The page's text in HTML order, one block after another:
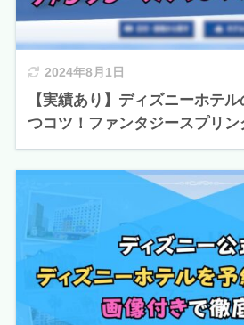
2024年8月1日
【実績あり】ディズニーホテ
つコツ！ファンタジースプリ